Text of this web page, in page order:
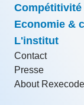
Economie &
L'institut
Contact
Presse
About Rexecode